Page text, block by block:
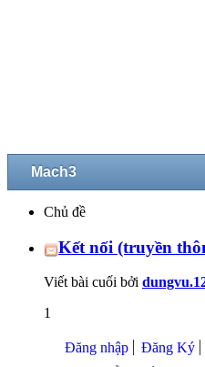
Mach3
Chủ đề
Kết nối (truyền
Viết bài cuối bởi
1
Đăng nhập Đăng Ký